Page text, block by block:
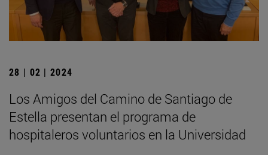
28 | 02 | 2024
Los Amigos del Camino de Santiago de
Estella presentan el programa de
hospitaleros voluntarios en la Universidad